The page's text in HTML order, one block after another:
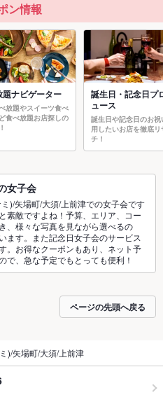
ン情報
題ナビゲーター
放題やスイーツ食べ
食べ放題お店探しの
誕生日・記念日プ
ュース
誕生日や記念日のお祝
用したいお店を徹底リ
チ！
女子会
)/矢場町/大須/上前津での女子会です
素敵ですよね！予算、エリア、コー
、様々な写真を見ながら選べるの
ます。また記念日女子会のサービス
。お得なクーポンもあり、ネット予
で、急な予定でもとっても便利！
ページの先頭へ戻る
)/矢場町/大須/上前津